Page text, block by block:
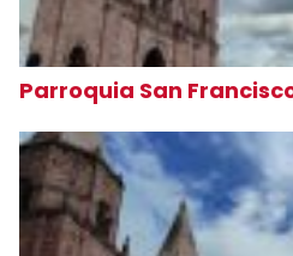
Parroquia San